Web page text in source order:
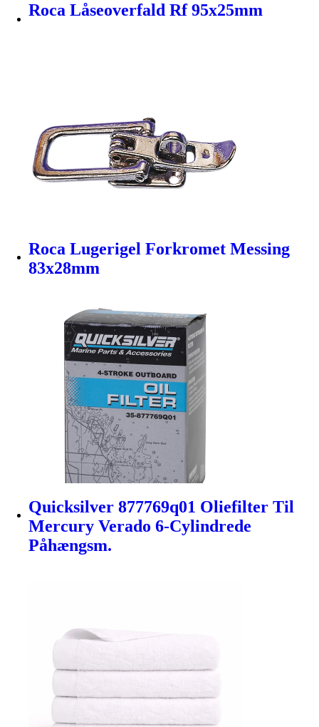
Roca Låseoverfald Rf 95x25mm
Roca Lugerigel Forkromet Messing
83x28mm
Quicksilver 877769q01 Oliefilter Til
Mercury Verado 6-Cylindrede
Påhængsm.